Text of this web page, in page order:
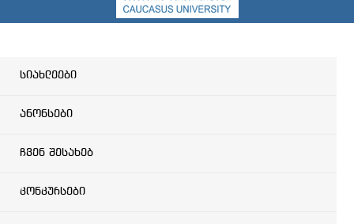
სიახლეები
ანონსები
ჩვენ შესახებ
კონკურსები